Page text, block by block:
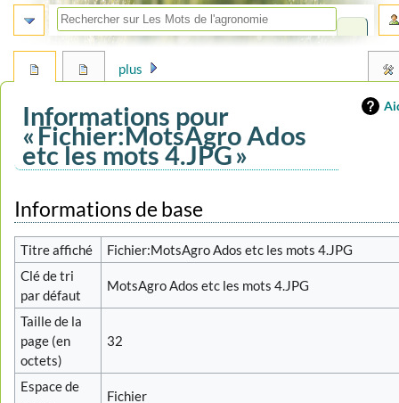
Informations pour
« Fichier:MotsAgro Ados
etc les mots 4.JPG »
Aller
à
la
navigation
Aller
à
la
recherche
Informations de base
Titre affiché
Fichier:MotsAgro Ados etc les mots 4.JPG
Clé de tri
par défaut
MotsAgro Ados etc les mots 4.JPG
Taille de la
page (en
octets)
32
Espace de
Fichier
plus